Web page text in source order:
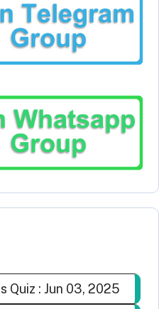
Quiz : Jun 03, 2025